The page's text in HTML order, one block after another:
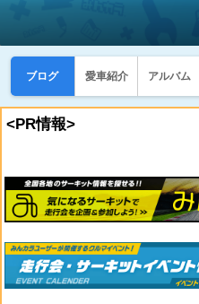
ブログ 愛車紹介 アルバム
<PR情報>